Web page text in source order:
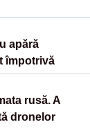
apără
împotrivă
rusă. A
dronelor